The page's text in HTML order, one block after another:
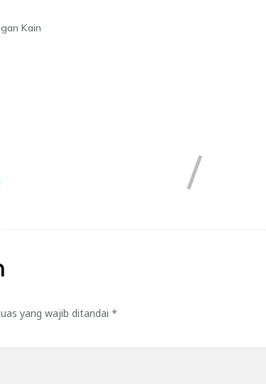
Kain
yang wajib ditandai *